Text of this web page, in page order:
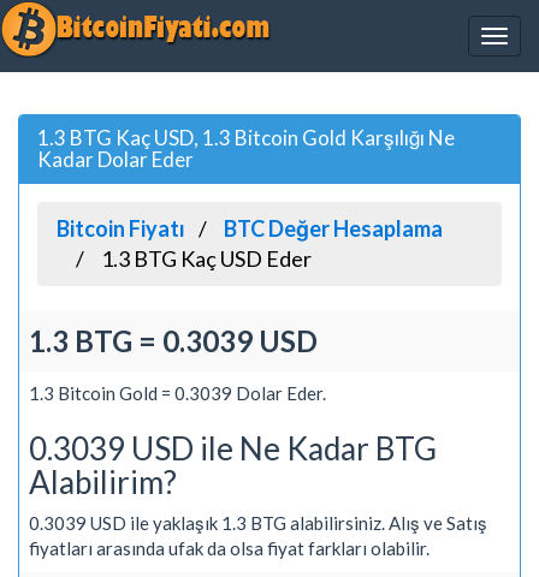
1.3 BTG Kaç USD, 1.3 Bitcoin Gold Karşılığı Ne
Kadar Dolar Eder
Bitcoin Fiyatı
BTC Değer Hesaplama
1.3 BTG Kaç USD Eder
1.3 BTG = 0.3039 USD
1.3 Bitcoin Gold = 0.3039 Dolar Eder.
0.3039 USD ile Ne Kadar BTG
Alabilirim?
0.3039 USD ile yaklaşık 1.3 BTG alabilirsiniz. Alış ve Satış
fiyatları arasında ufak da olsa fiyat farkları olabilir.